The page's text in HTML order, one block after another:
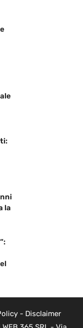
la
- Disclaimer